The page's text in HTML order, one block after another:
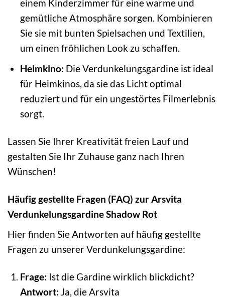
einem Kinderzimmer für eine warme und
gemütliche Atmosphäre sorgen. Kombinieren
Sie sie mit bunten Spielsachen und Textilien,
um einen fröhlichen Look zu schaffen.
Heimkino: Die Verdunkelungsgardine ist ideal
für Heimkinos, da sie das Licht optimal
reduziert und für ein ungestörtes Filmerlebnis
sorgt.
Lassen Sie Ihrer Kreativität freien Lauf und
gestalten Sie Ihr Zuhause ganz nach Ihren
Wünschen!
Häufig gestellte Fragen (FAQ) zur Arsvita
Verdunkelungsgardine Shadow Rot
Hier finden Sie Antworten auf häufig gestellte
Fragen zu unserer Verdunkelungsgardine:
Frage: Ist die Gardine wirklich blickdicht?
Antwort: Ja, die Arsvita